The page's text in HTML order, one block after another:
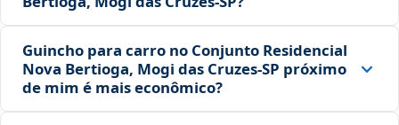
Guincho para carro no Conjunto Residencial
Nova Bertioga, Mogi das Cruzes‑SP próximo
de mim é mais econômico?